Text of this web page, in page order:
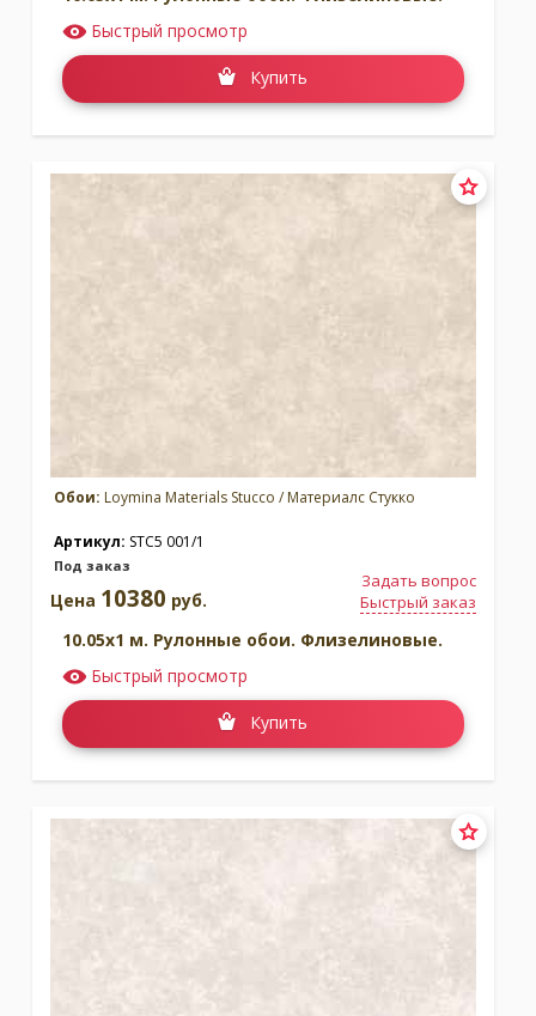
Быстрый просмотр
Купить
Обои: Loymina Materials Stucco / Материалс Стукко
Артикул: STC5 001/1
Под заказ
Задать вопрос
Быстрый заказ
Цена 10380 руб.
10.05x1 м. Рулонные обои. Флизелиновые.
Быстрый просмотр
Купить